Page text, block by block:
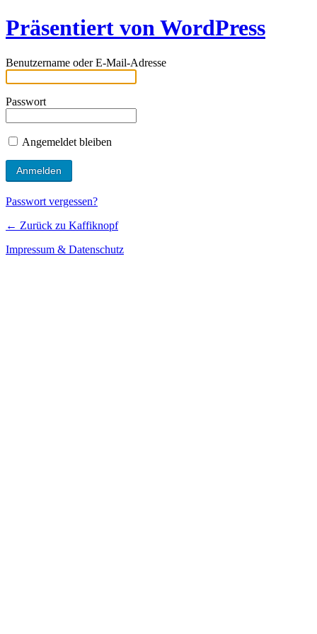
Präsentiert von WordPress
Benutzername oder E-Mail-Adresse
Passwort
Angemeldet bleiben
Passwort vergessen?
← Zurück zu Kaffiknopf
Impressum & Datenschutz